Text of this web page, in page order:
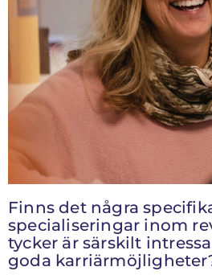
Finns det några
specialiseringar inom
tycker är särskilt
goda